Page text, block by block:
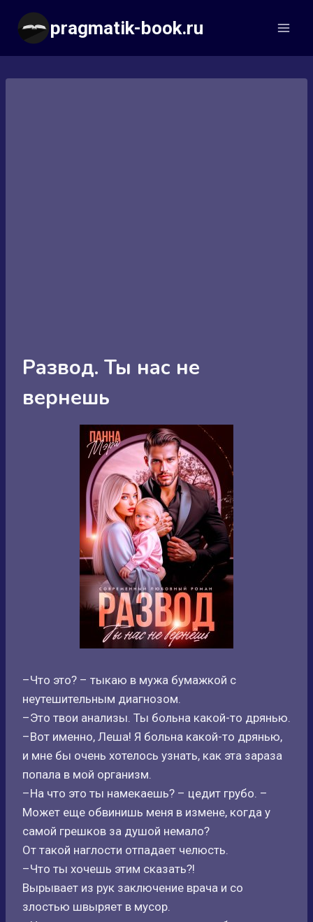
Перейти
содержимому
pragmatik-book.ru
Развод. Ты нас не
вернешь
–Что это? – тыкаю в мужа бумажкой с
неутешительным диагнозом.
–Это твои анализы. Ты больна какой-то дрянью.
–Вот именно, Леша! Я больна какой-то дрянью,
и мне бы очень хотелось узнать, как эта зараза
попала в мой организм.
–На что это ты намекаешь? – цедит грубо. –
Может еще обвинишь меня в измене, когда у
самой грешков за душой немало?
От такой наглости отпадает челюсть.
–Что ты хочешь этим сказать?!
Вырывает из рук заключение врача и со
злостью швыряет в мусор.